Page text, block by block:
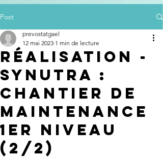
Post
Réalisation -
Synutra :
Chantier de
maintenance
1er niveau
(2/2)
prevostatgael
12 mai 2023 1 min de lecture